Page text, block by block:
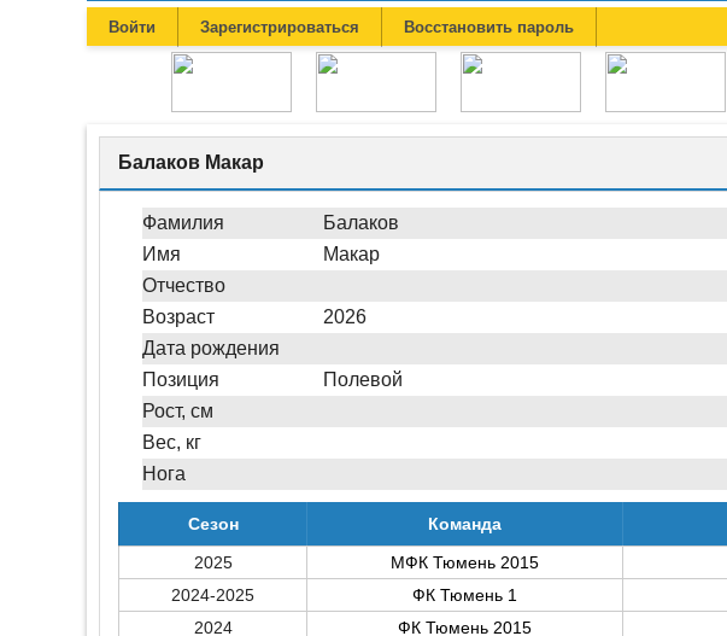
Войти Зарегистрироваться Восстановить пароль
Балаков Макар
Фамилия
Балаков
Имя
Макар
Отчество
Возраст
2026
Дата рождения
Позиция
Полевой
Рост, см
Вес, кг
Нога
Сезон Команда
2025
МФК Тюмень 2015
2024-2025
ФК Тюмень 1
2024
ФК Тюмень 2015